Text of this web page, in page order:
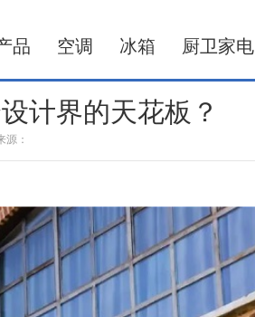
品 空调 冰箱 厨卫家电
计界的天花板？
源：